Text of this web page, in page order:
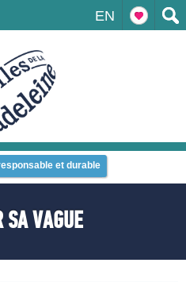
EN
et durable
SA VAGUE